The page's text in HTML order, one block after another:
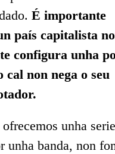
É importante
país capitalista
configura unha
non nega o seu
unha
unha banda, non